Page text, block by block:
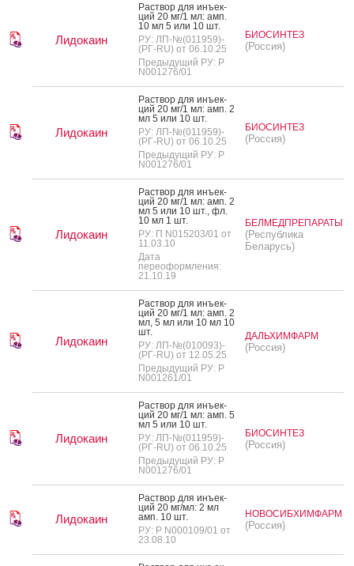
Лидокаин
Рас­твор для инъ­ек­
ций 20 мг/1 мл: амп.
10 мл 5 или 10 шт.
РУ: ЛП-№(011959)-
(РГ-RU) от 06.10.25
Предыдущий РУ: Р
N001276/01
БИОСИНТЕЗ
(Россия)
Лидокаин
Рас­твор для инъ­ек­
ций 20 мг/1 мл: амп. 2
мл 5 или 10 шт.
РУ: ЛП-№(011959)-
(РГ-RU) от 06.10.25
Предыдущий РУ: Р
N001276/01
БИОСИНТЕЗ
(Россия)
Лидокаин
Рас­твор для инъ­ек­
ций 20 мг/1 мл: амп. 2
мл 5 или 10 шт., фл.
10 мл 1 шт.
РУ: П N015203/01 от
11.03.10
Дата
переоформления:
21.10.19
БЕЛМЕДПРЕПАРАТЫ
(Республика
Беларусь)
Лидокаин
Рас­твор для инъ­ек­
ций 20 мг/1 мл: амп. 2
мл, 5 мл или 10 мл 10
шт.
РУ: ЛП-№(010093)-
(РГ-RU) от 12.05.25
Предыдущий РУ: Р
N001261/01
ДАЛЬХИМФАРМ
(Россия)
Лидокаин
Рас­твор для инъ­ек­
ций 20 мг/1 мл: амп. 5
мл 5 или 10 шт.
РУ: ЛП-№(011959)-
(РГ-RU) от 06.10.25
Предыдущий РУ: Р
N001276/01
БИОСИНТЕЗ
(Россия)
Лидокаин
Рас­твор для инъ­ек­
ций 20 мг/мл: 2 мл
амп. 10 шт.
РУ: Р N000109/01 от
23.08.10
НОВОСИБХИМФАРМ
(Россия)